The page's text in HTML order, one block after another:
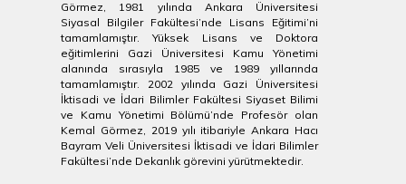
Görmez, 1981 yılında Ankara Üniversitesi
Siyasal Bilgiler Fakültesi’nde Lisans Eğitimi’ni
tamamlamıştır. Yüksek Lisans ve Doktora
eğitimlerini Gazi Üniversitesi Kamu Yönetimi
alanında sırasıyla 1985 ve 1989 yıllarında
tamamlamıştır. 2002 yılında Gazi Üniversitesi
İktisadi ve İdari Bilimler Fakültesi Siyaset Bilimi
ve Kamu Yönetimi Bölümü’nde Profesör olan
Kemal Görmez, 2019 yılı itibariyle Ankara Hacı
Bayram Veli Üniversitesi İktisadi ve İdari Bilimler
Fakültesi’nde Dekanlık görevini yürütmektedir.